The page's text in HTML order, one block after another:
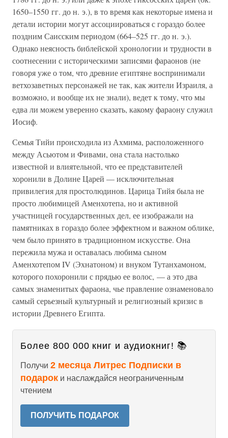
1650–1550 гг. до н. э.), в то время как некоторые имена и
детали истории могут ассоциироваться с гораздо более
поздним Саисским периодом (664–525 гг. до н. э.).
Однако неясность библейской хронологии и трудности в
соотнесении с историческими записями фараонов (не
говоря уже о том, что древние египтяне воспринимали
ветхозаветных персонажей не так, как жители Израиля, а
возможно, и вообще их не знали), ведет к тому, что мы
едва ли можем уверенно сказать, какому фараону служил
Иосиф.
Семья Тийи происходила из Ахмима, расположенного
между Асьютом и Фивами, она стала настолько
известной и влиятельной, что ее представителей
хоронили в Долине Царей — исключительная
привилегия для простолюдинов. Царица Тийя была не
просто любимицей Аменхотепа, но и активной
участницей государственных дел, ее изображали на
памятниках в гораздо более эффектном и важном облике,
чем было принято в традиционном искусстве. Она
пережила мужа и оставалась любима сыном
Аменхотепом IV (Эхнатоном) и внуком Тутанхамоном,
которого похоронили с прядью ее волос, — а это два
самых знаменитых фараона, чье правление ознаменовало
самый серьезный культурный и религиозный кризис в
истории Древнего Египта.
Более 800 000 книг и аудиокниг! 📚
Получи 2 месяца Литрес Подписки в
подарок и наслаждайся неограниченным
чтением
ПОЛУЧИТЬ ПОДАРОК